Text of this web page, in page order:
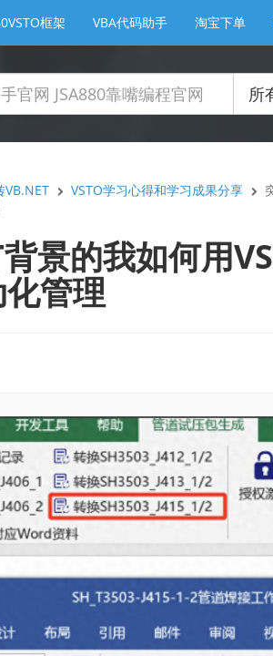
框架 VBA代码助手 淘宝下单
所
VB.NET VSTO学习心得和学习成果分享
景的我如何用
管理